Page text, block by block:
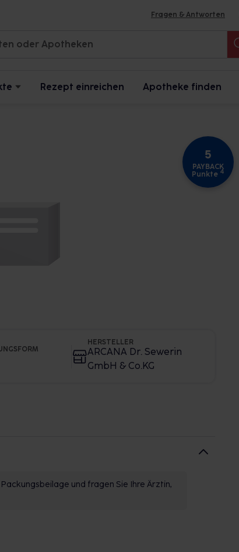
Fragen & Antworten
Rezept einreichen Apotheke finden
5
PAYBACK
Punkte 4
HERSTELLER
ARCANA Dr. Sewerin
GmbH & Co.KG
und fragen Sie Ihre Ärztin,